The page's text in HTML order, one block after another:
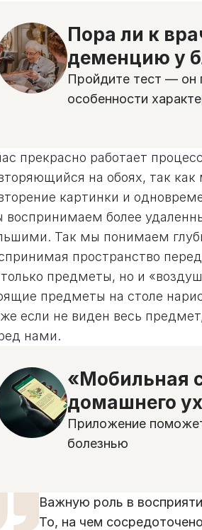
Пора ли к
деменцию у
Пройдите тест — он
особенности
прекрасно работает
на обоях, так
картинки и
более
Так мы понимаем
пространство
предметы, но и
предметы на столе
если не виден весь
нами.
«Мобильная
домашнего
Приложение
болезнью
Важную роль в
То, на чем